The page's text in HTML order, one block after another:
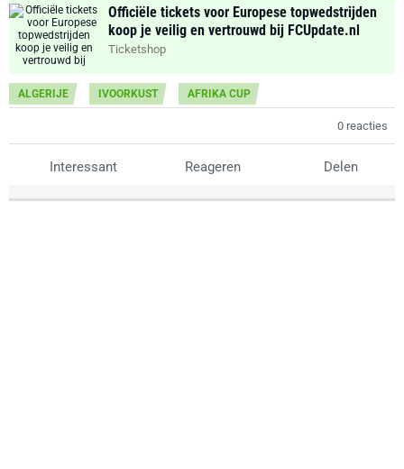
Officiële tickets voor Europese topwedstrijden
koop je veilig en vertrouwd bij FCUpdate.nl
Ticketshop
ALGERIJE IVOORKUST AFRIKA CUP
0 reacties
Interessant Reageren Delen